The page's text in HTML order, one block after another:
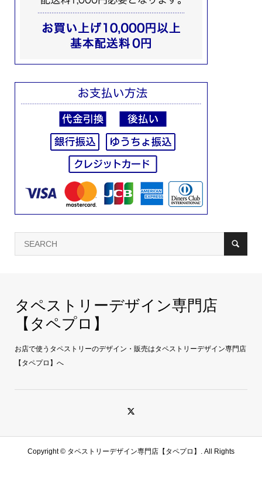
タペストリーデザイン専門店
【タペプロ】
お店で使うタペストリーのデザイン・販売はタペストリーデザイン専門店
【タペプロ】へ
Copyright © タペストリーデザイン専門店【タペプロ】. All Rights